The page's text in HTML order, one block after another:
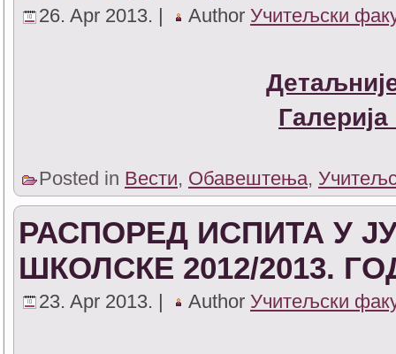
26. Apr 2013. | Author Учитељски
Галерија
Posted in Вести, Обавештења,
РАСПОРЕД ИСПИТА У
ШКОЛСКЕ 2012/2013.
23. Apr 2013. | Author Учитељски